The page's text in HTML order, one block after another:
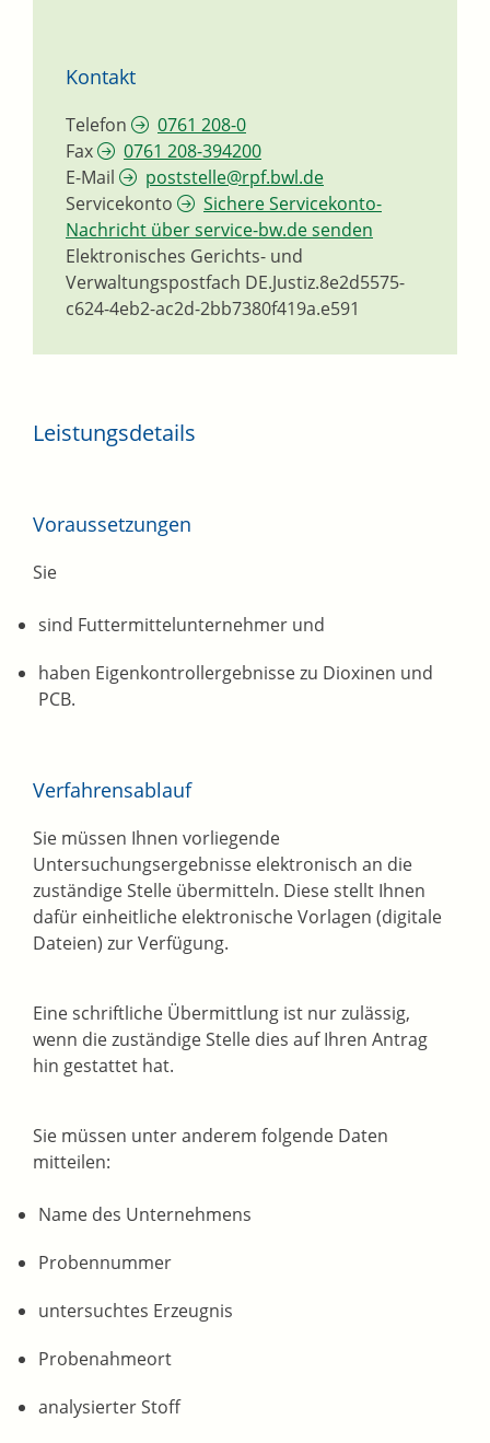
Kontakt
Telefon
0761 208-0
Fax
0761 208-394200
E-Mail
poststelle@rpf.bwl.de
Servicekonto
Sichere Servicekonto-
Nachricht über service-bw.de senden
Elektronisches Gerichts- und
Verwaltungspostfach DE.Justiz.8e2d5575-
c624-4eb2-ac2d-2bb7380f419a.e591
Leistungsdetails
Voraussetzungen
Sie
sind Futtermittelunternehmer und
haben Eigenkontrollergebnisse zu Dioxinen und
PCB.
Verfahrensablauf
Sie müssen Ihnen vorliegende
Untersuchungsergebnisse elektronisch an die
zuständige Stelle übermitteln. Diese stellt Ihnen
dafür einheitliche elektronische Vorlagen (digitale
Dateien) zur Verfügung.
Eine schriftliche Übermittlung ist nur zulässig,
wenn die zuständige Stelle dies auf Ihren Antrag
hin gestattet hat.
Sie müssen unter anderem folgende Daten
mitteilen:
Name des Unternehmens
Probennummer
untersuchtes Erzeugnis
Probenahmeort
analysierter Stoff